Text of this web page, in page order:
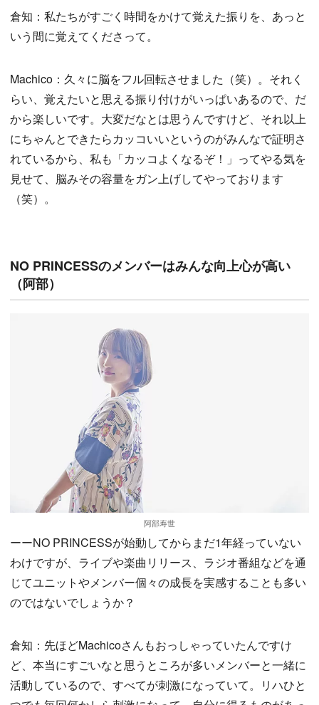
倉知：私たちがすごく時間をかけて覚えた振りを、あっと
いう間に覚えてくださって。
Machico：久々に脳をフル回転させました（笑）。それく
らい、覚えたいと思える振り付けがいっぱいあるので、だ
から楽しいです。大変だなとは思うんですけど、それ以上
にちゃんとできたらカッコいいというのがみんなで証明さ
れているから、私も「カッコよくなるぞ！」ってやる気を
見せて、脳みその容量をガン上げしてやっております
（笑）。
NO PRINCESSのメンバーはみんな向上心が高い
（阿部）
阿部寿世
ーーNO PRINCESSが始動してからまだ1年経っていない
わけですが、ライブや楽曲リリース、ラジオ番組などを通
じてユニットやメンバー個々の成長を実感することも多い
のではないでしょうか？
倉知：先ほどMachicoさんもおっしゃっていたんですけ
ど、本当にすごいなと思うところが多いメンバーと一緒に
活動しているので、すべてが刺激になっていて。リハひと